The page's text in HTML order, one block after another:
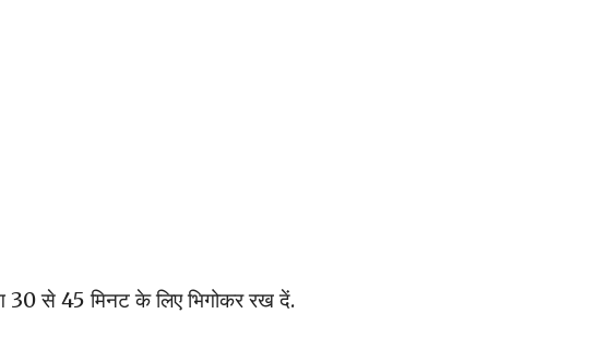
30 से 45 मिनट के लिए भिगोकर रख दें.